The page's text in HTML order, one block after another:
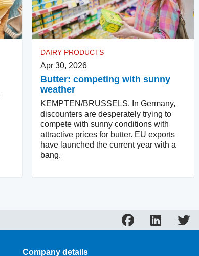
DAIRY PRODUCTS
Apr 30, 2026
Butter: competing with sunny
weather
KEMPTEN/BRUSSELS. In Germany,
discounters are desperately trying to
compete with sunny conditions with
attractive prices for butter. EU exports
have launched the current year with a
bang.
Company details